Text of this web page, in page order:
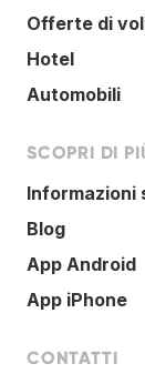
Offerte di
Hotel
Automobili
SCOPRI DI
Informazioni
Blog
App Android
App iPhone
CONTATTI